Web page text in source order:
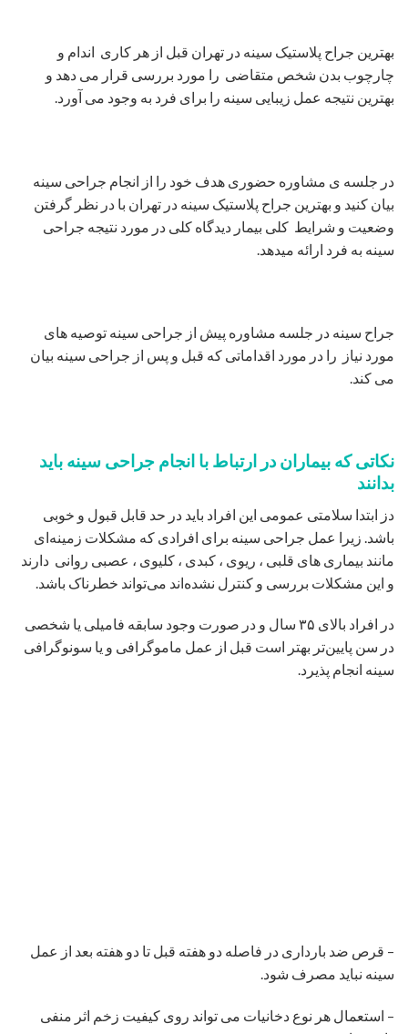
بهترین جراح پلاستیک سینه در تهران قبل از هر کاری اندام و
چارچوب بدن شخص متقاضی را مورد بررسی قرار می دهد و
بهترین نتیجه عمل زیبایی سینه را برای فرد به وجود می آورد.
در جلسه ی مشاوره حضوری هدف خود را از انجام جراحی سینه
بیان کنید و بهترین جراح پلاستیک سینه در تهران با در نظر گرفتن
وضعیت و شرایط کلی بیمار دیدگاه کلی در مورد نتیجه جراحی
سینه به فرد ارائه میدهد.
جراح سینه در جلسه مشاوره پیش از جراحی سینه توصیه های
مورد نیاز را در مورد اقداماتی که قبل و پس از جراحی سینه بیان
می کند.
نکاتی که بیماران در ارتباط با انجام جراحی سینه باید
بدانند
دز ابتدا سلامتی عمومی این افراد باید در حد قابل قبول و خوبی
باشد. زیرا عمل جراحی سینه برای افرادی که مشکلات زمینه‌ای
مانند بیماری های قلبی ، ریوی ، کبدی ، کلیوی ، عصبی روانی دارند
و این مشکلات بررسی و کنترل نشده‌اند می‌تواند خطرناک باشد.
در افراد بالای ۳۵ سال و در صورت وجود سابقه فامیلی یا شخصی
در سن پایین‌تر بهتر است قبل از عمل ماموگرافی و یا سونوگرافی
سینه انجام پذیرد.
– قرص ضد بارداری در فاصله دو هفته قبل تا دو هفته بعد از عمل
سینه نباید مصرف شود.
– استعمال هر نوع دخانیات می تواند روی کیفیت زخم اثر منفی